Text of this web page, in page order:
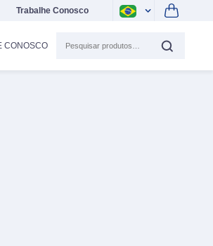
Trabalhe Conosco
CONOSCO